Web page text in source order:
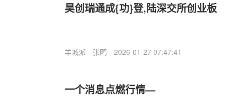
昊创瑞通成{功}登,陆深交所创业板
羊城派 张鸥 2026-01-27 07:47:41
一个消息点燃行情—